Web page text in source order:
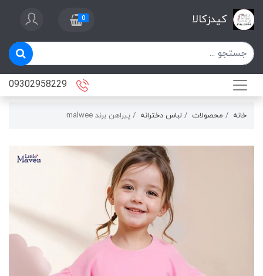
کیدزکالا 0
خانه محصولات لباس دخترانه پیراهن برند malwee